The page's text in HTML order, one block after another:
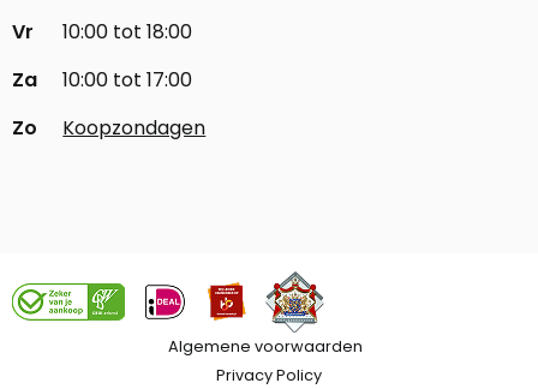
Vr
10:00 tot 18:00
Za
10:00 tot 17:00
Zo
Koopzondagen
Algemene voorwaarden
Privacy Policy